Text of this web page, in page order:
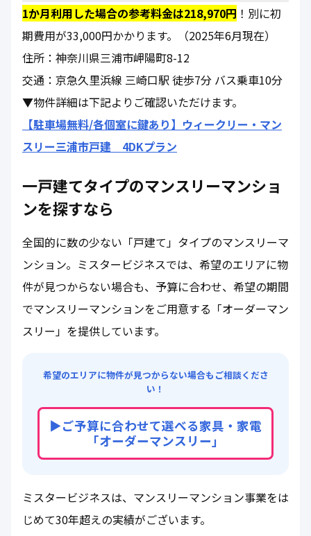
1か月利用した場合の参考料金は218,970円 ！別に初
期費用が33,000円かかります。（2025年6月現在）
住所：神奈川県三浦市岬陽町8-12
交通：京急久里浜線 三崎口駅 徒歩7分 バス乗車10分
▼物件詳細は下記よりご確認いただけます。
【駐車場無料/各個室に鍵あり】ウィークリー・マン
スリー三浦市戸建 4DKプラン
一戸建てタイプのマンスリーマンショ
ンを探すなら
全国的に数の少ない「戸建て」タイプのマンスリーマ
ンション。ミスタービジネスでは、希望のエリアに物
件が見つからない場合も、予算に合わせ、希望の期間
でマンスリーマンションをご用意する「オーダーマン
スリー」を提供しています。
希望のエリアに物件が見つからない場合もご相談くださ
い！
▶︎ご予算に合わせて選べる家具・家電
「オーダーマンスリー」
ミスタービジネスは、マンスリーマンション事業をは
じめて30年超えの実績がございます。